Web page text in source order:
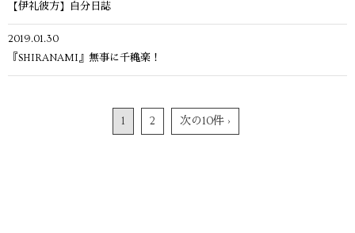
【伊礼彼方】自分日誌
2019.01.30
『SHIRANAMI』無事に千穐楽！
1 2 次の10件 ›